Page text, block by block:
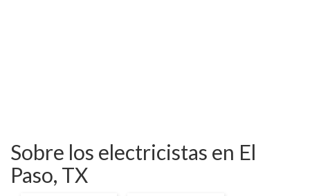
Sobre los electricistas en El
Paso, TX